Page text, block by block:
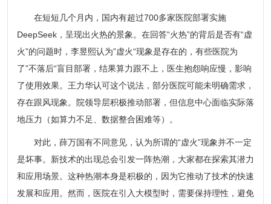
在短短几个月内，国内有超过700多家医院部署实施
DeepSeek，呈现出火热的景象。在回答“火热”的背后是否有“虚
火”的问题时，李昱熙认为”虚火“现象是存在的，有些医院为
了”不落后“盲目部署，结果算力跟不上，医生抱怨响应慢，影响
了使用效果。王力华认可这个说法，部分医院可能未明确需求，
存在跟风现象。院领导层积极推动部署，但信息中心面临实际落
地压力（如算力不足、数据整合困难等）。
对此，薛万国有不同意见，认为所谓的“虚火”现象并不一定
是坏事。新技术的出现总会引发一阵热潮，大家都在探索其潜力
和应用场景。这种热潮本身是积极的，因为它推动了技术的快速
发展和应用。然而，医院在引入大模型时，需要保持理性，避免